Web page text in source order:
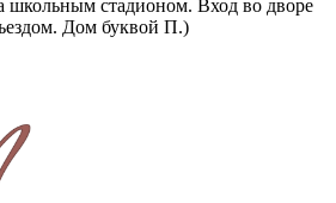
школьным стадионом. Вход во дворе
Дом буквой П.)